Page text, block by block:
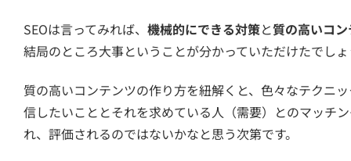
SEOは言ってみれば、 機械的にできる対策と質の高いコ
結局のところ大事ということが分かっていただけたでし
質の高いコンテンツの作り方を紐解くと、色々なテクニ
信したいこととそれを求めている人（需要）とのマッチ
れ、評価されるのではないかなと思う次第です。